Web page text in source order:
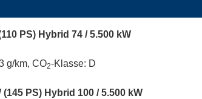
PS) Hybrid 74 / 5.500 kW
g/km, CO2-Klasse: D
PS) Hybrid 100 / 5.500 kW